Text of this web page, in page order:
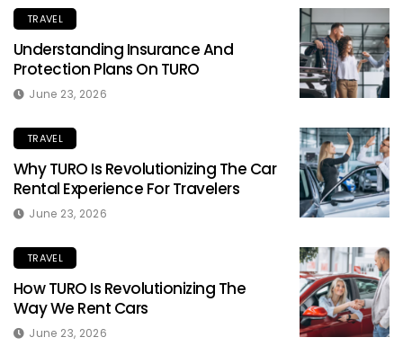
TRAVEL
Understanding Insurance And
Protection Plans On TURO
June 23, 2026
TRAVEL
Why TURO Is Revolutionizing The Car
Rental Experience For Travelers
June 23, 2026
TRAVEL
How TURO Is Revolutionizing The
Way We Rent Cars
June 23, 2026